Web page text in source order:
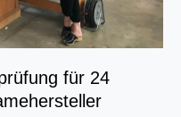
für 24